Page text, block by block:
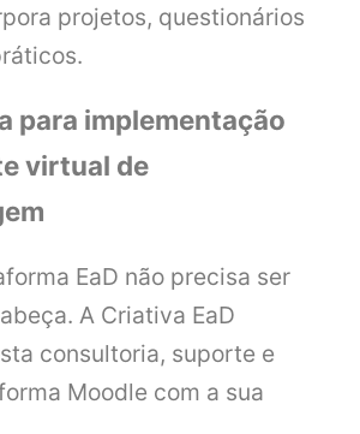
projetos, questionários
para implementação
virtual de
EaD não precisa ser
A Criativa EaD
consultoria, suporte e
Moodle com a sua